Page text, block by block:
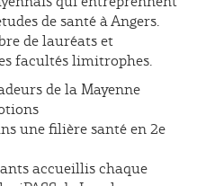
de santé à Angers.
de lauréats et
facultés limitrophes.
de la Mayenne
une filière santé en 2e
accueillis chaque